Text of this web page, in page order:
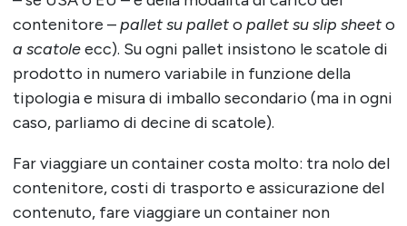
contenitore –pallet su palleto pallet su slip sheeto
a scatoleecc). Su ogni pallet insistono le scatole di
prodotto in numero variabile in funzione della
tipologia e misura di imballo secondario (ma in ogni
caso, parliamo di decine di scatole).
Far viaggiare un container costa molto: tra nolo del
contenitore, costi di trasporto e assicurazione del
contenuto, fare viaggiare un container non